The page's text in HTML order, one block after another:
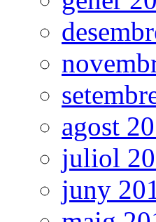
agost
juliol
juny